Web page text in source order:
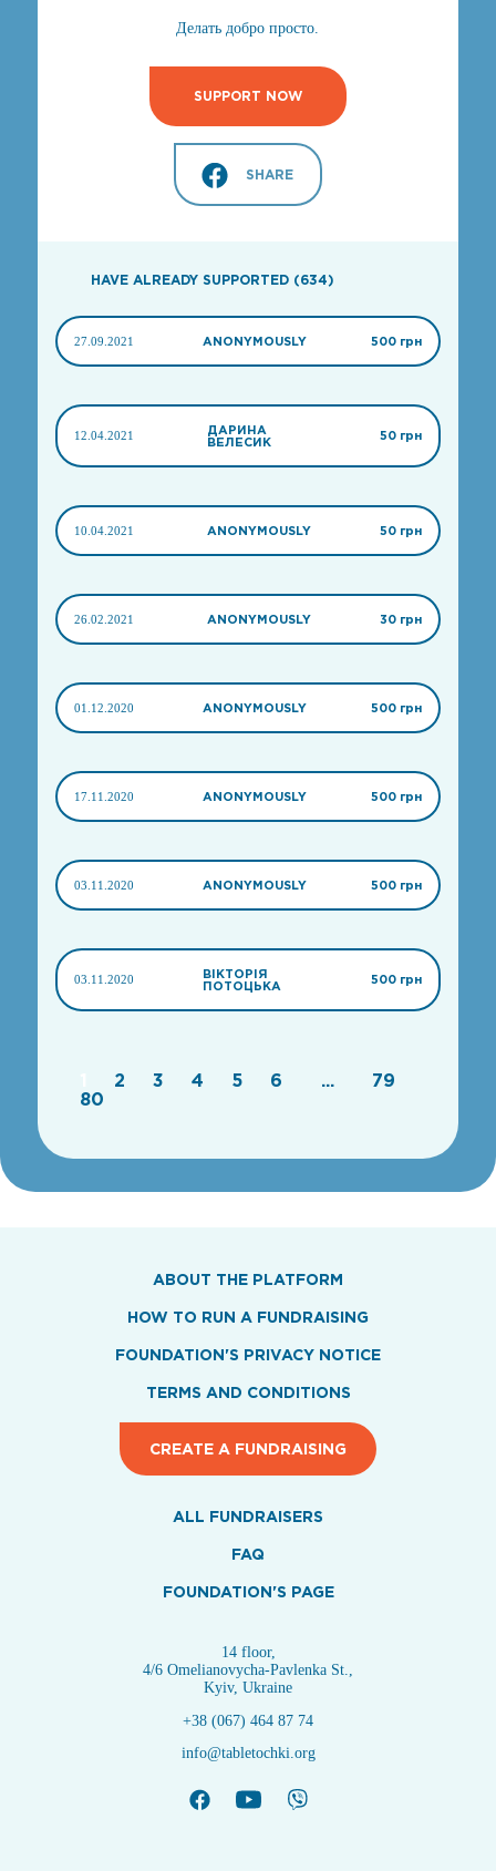
Делать добро просто.
SUPPORT NOW
SHARE
HAVE ALREADY SUPPORTED (634)
27.09.2021 ANONYMOUSLY 500 грн
12.04.2021
ДАРИНА
ВЕЛЕСИК
50 грн
10.04.2021 ANONYMOUSLY 50 грн
26.02.2021 ANONYMOUSLY 30 грн
01.12.2020 ANONYMOUSLY 500 грн
17.11.2020 ANONYMOUSLY 500 грн
03.11.2020 ANONYMOUSLY 500 грн
03.11.2020
ВІКТОРІЯ
ПОТОЦЬКА
500 грн
2 3 4 5 6 ...
79
80
ABOUT THE PLATFORM
HOW TO RUN A FUNDRAISING
FOUNDATION'S PRIVACY NOTICE
TERMS AND CONDITIONS
CREATE A FUNDRAISING
ALL FUNDRAISERS
FAQ
FOUNDATION'S PAGE
14 floor,
4/6 Omelianovycha-Pavlenka St.,
Kyiv, Ukraine
+38 (067) 464 87 74
info@tabletochki.org